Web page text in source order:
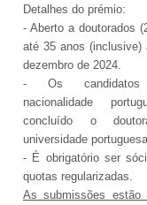
Detalhes do prémio:
- Aberto a doutorados
até 35 anos (inclusive)
dezembro de 2024.
- Os
nacionalidade
concluído o
universidade portuguesa.
- É obrigatório ser
quotas regularizadas.
As submissões estão